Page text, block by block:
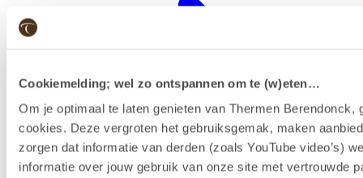
Cookiemelding; wel zo ontspannen om te (w)eten…
Om je optimaal te laten genieten van Thermen Berendonck,
cookies. Deze vergroten het gebruiksgemak, maken
zorgen dat informatie van derden (zoals YouTube video’s)
informatie over jouw gebruik van onze site met vertrouwde